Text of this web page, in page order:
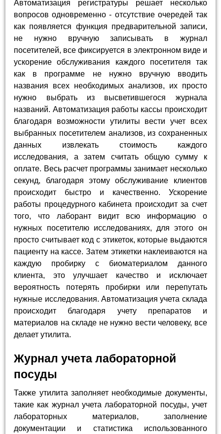
Автоматизация регистратуры решает несколько
вопросов одновременно - отсутствие очередей так
как появляется функция предварительной записи,
не нужно вручную записывать в журнал
посетителей, все фиксируется в электронном виде и
ускорение обслуживания каждого посетителя так
как в программе не нужно вручную вводить
названия всех необходимых анализов, их просто
нужно выбрать из высветившегося журнала
названий. Автоматизация работы кассы происходит
благодаря возможности утилиты вести учет всех
выбранных посетителем анализов, из сохраненных
данных извлекать стоимость каждого
исследования, а затем считать общую сумму к
оплате. Весь расчет программы занимает несколько
секунд, благодаря этому обслуживание клиентов
происходит быстро и качественно. Ускорение
работы процедурного кабинета происходит за счет
того, что лаборант видит всю информацию о
нужных посетителю исследованиях, для этого он
просто считывает код с этикеток, которые выдаются
пациенту на кассе. Затем этикетки наклеиваются на
каждую пробирку с биоматериалом данного
клиента, это улучшает качество и исключает
вероятность потерять пробирки или перепутать
нужные исследования. Автоматизация учета склада
происходит благодаря учету препаратов и
материалов на складе не нужно вести человеку, все
делает утилита.
Журнал учета лабораторной
посуды
Также утилита заполняет необходимые документы,
такие как журнал учета лабораторной посуды, учет
лабораторных материалов, заполнение
документации и статистика использованного